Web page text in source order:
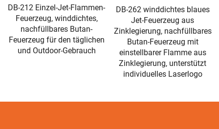
DB-212 Einzel-Jet-Flammen-
Feuerzeug, winddichtes,
nachfüllbares Butan-
Feuerzeug für den täglichen
und Outdoor-Gebrauch
DB-262 winddichtes blaues
Jet-Feuerzeug aus
Zinklegierung, nachfüllbares
Butan-Feuerzeug mit
einstellbarer Flamme aus
Zinklegierung, unterstützt
individuelles Laserlogo